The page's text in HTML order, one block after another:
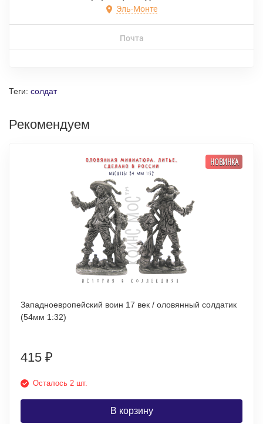
Эль-Монте
Почта
Теги: солдат
Рекомендуем
НОВИНКА
Западноевропейский воин 17 век / оловянный солдатик
(54мм 1:32)
415 ₽
Осталось 2 шт.
В корзину